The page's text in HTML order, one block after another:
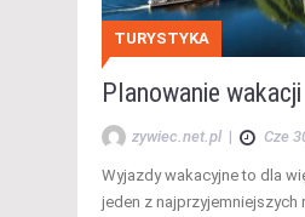
TURYSTYKA
Planowanie wakacji
zywiec.net.pl | Cze
Wyjazdy wakacyjne to dla
jeden z najprzyjemniejszych